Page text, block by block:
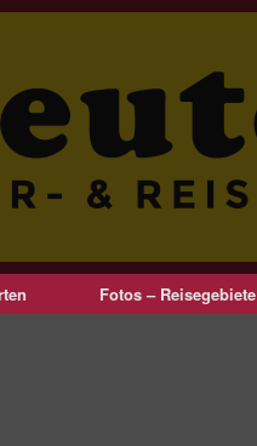
Fotos – Reisegebiete